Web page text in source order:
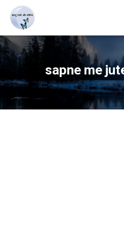
sapne me